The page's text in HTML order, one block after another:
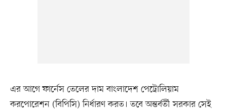
এর আগে ফার্নেস তেলের দাম বাংলাদেশ পেট্রোলিয়াম
করপোরেশন (বিপিসি) নির্ধারণ করত। তবে অন্তর্বর্তী সরকার সেই